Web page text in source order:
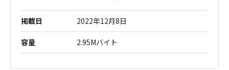
掲載日 2022年12月8日
容量 2.95Mバイト